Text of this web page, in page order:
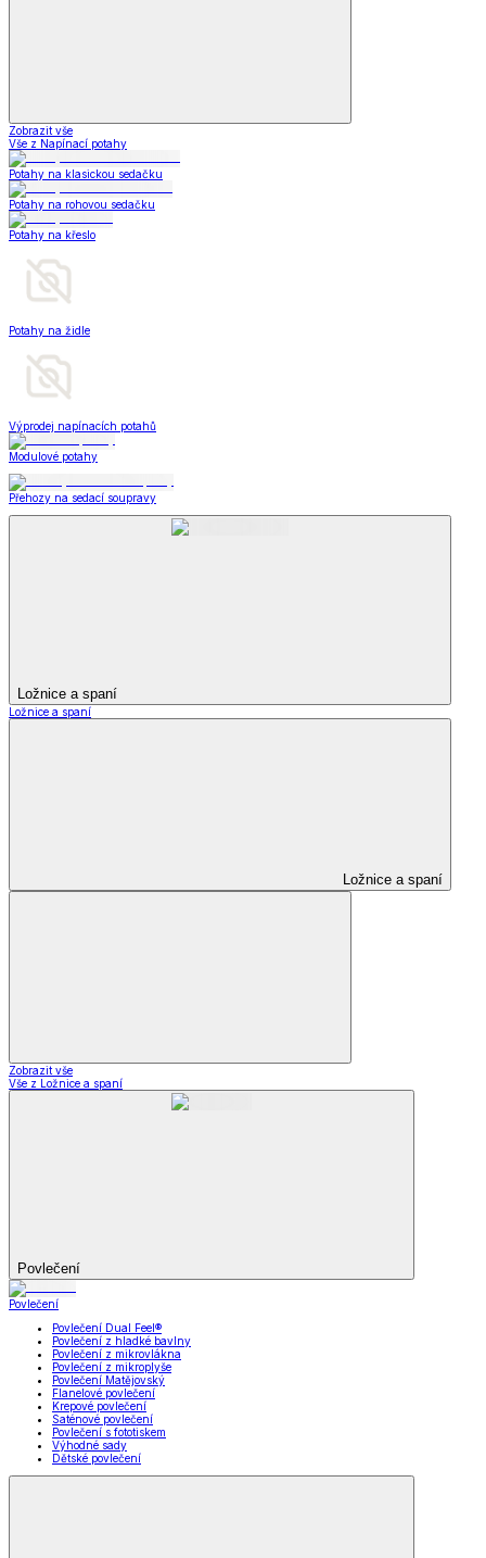
Zobrazit vše
Vše z Napínací potahy
Potahy na klasickou sedačku
Potahy na rohovou sedačku
Potahy na křeslo
Potahy na židle
Výprodej napínacích potahů
Modulové potahy
Přehozy na sedací soupravy
Ložnice a spaní
Ložnice a spaní
Ložnice a spaní
Zobrazit vše
Vše z Ložnice a spaní
Povlečení
Povlečení
Povlečení Dual Feel®
Povlečení z hladké bavlny
Povlečení z mikrovlákna
Povlečení z mikroplyše
Povlečení Matějovský
Flanelové povlečení
Krepové povlečení
Saténové povlečení
Povlečení s fototiskem
Výhodné sady
Dětské povlečení